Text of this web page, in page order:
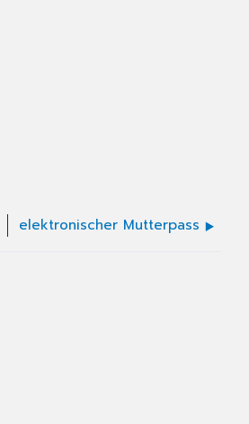
elektronischer Mutterpass